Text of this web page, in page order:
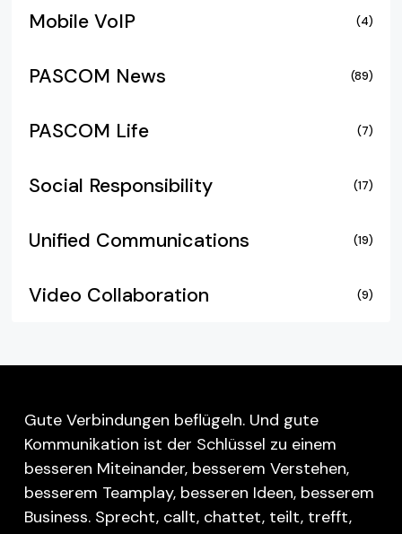
Mobile VoIP (4)
PASCOM News (89)
PASCOM Life (7)
Social Responsibility (17)
Unified Communications (19)
Video Collaboration (9)
Gute Verbindungen beflügeln. Und gute
Kommunikation ist der Schlüssel zu einem
besseren Miteinander, besserem Verstehen,
besserem Teamplay, besseren Ideen, besserem
Business. Sprecht, callt, chattet, teilt, trefft,